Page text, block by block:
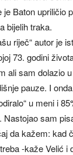
Baton upriličio
bijelih traka.
riječ“ autor je
73. godini
ali sam dolazio
pauze. I
u meni i
Nastojao sam
da kažem: kad
-kaže Velić i